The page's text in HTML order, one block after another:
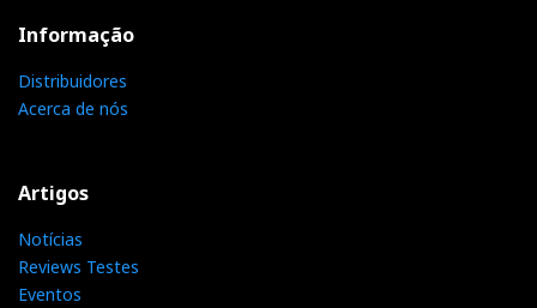
Informação
Distribuidores
Acerca de nós
Artigos
Notícias
Reviews Testes
Eventos